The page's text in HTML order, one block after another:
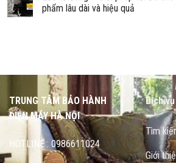
phẩm lâu dài và hiệu quả
TRUNG TÂM BẢO HÀNH
ĐIỆN MÁY HÀ NỘI
HOTLINE : 0986611024
Dịch
Tìm
Giới